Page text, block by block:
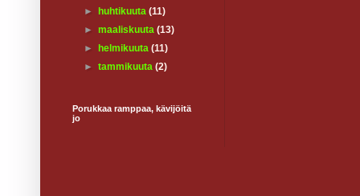
►
huhtikuuta(11)
►maaliskuuta(13)
►
helmikuuta(11)
►tammikuuta(2)
Porukkaa ramppaa, kävijöitä
jo